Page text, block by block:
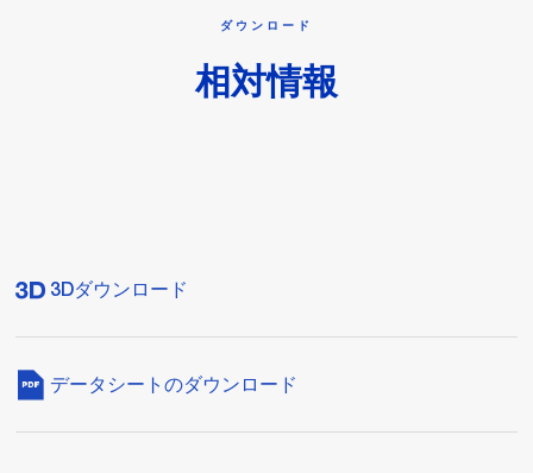
ダウンロード
相対情報
3Dダウンロード
データシートのダウンロード